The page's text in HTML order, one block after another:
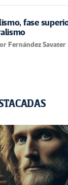
fase
Fernández Savater